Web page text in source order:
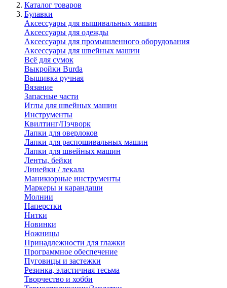
Каталог товаров
Булавки
Аксессуары для вышивальных машин
Аксессуары для одежды
Аксессуары для промышленного оборудования
Аксессуары для швейных машин
Всё для сумок
Выкройки Burda
Вышивка ручная
Вязание
Запасные части
Иглы для швейных машин
Инструменты
Квилтинг/Пэчворк
Лапки для оверлоков
Лапки для распошивальных машин
Лапки для швейных машин
Ленты, бейки
Линейки / лекала
Маникюрные инструменты
Маркеры и карандаши
Молнии
Наперстки
Нитки
Новинки
Ножницы
Принадлежности для глажки
Программное обеспечение
Пуговицы и застежки
Резинка, эластичная тесьма
Творчество и хобби